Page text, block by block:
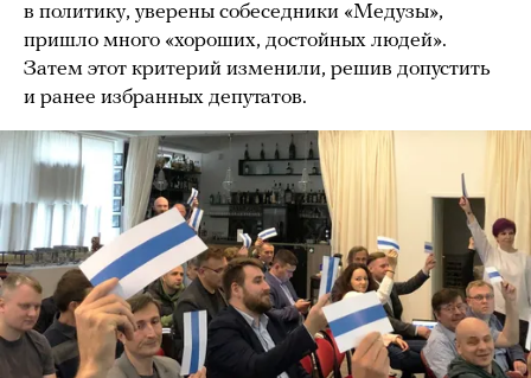
в политику, уверены собеседники «Медузы»,
пришло много «хороших, достойных людей».
Затем этот критерий изменили, решив допустить
и ранее избранных депутатов.